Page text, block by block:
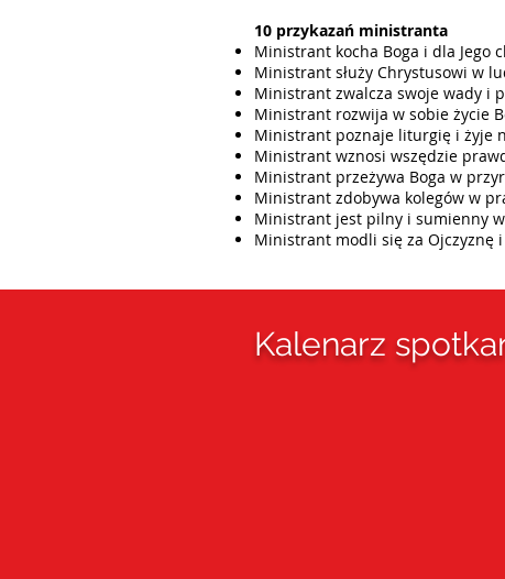
10 przykazań ministranta
Ministrant kocha Boga i dla Jego
Ministrant służy Chrystusowi w
Ministrant zwalcza swoje wady i
Ministrant rozwija w sobie życie
Ministrant poznaje liturgię i żyje
Ministrant wznosi wszędzie
Ministrant przeżywa Boga w
Ministrant zdobywa kolegów w
Ministrant jest pilny i sumienny
Ministrant modli się za Ojczyznę
Kalenarz